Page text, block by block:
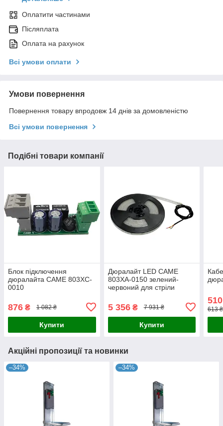
Оплатити частинами
Післяплата
Оплата на рахунок
Всі умови оплати
Умови повернення
Повернення товару впродовж 14 днів за домовленістю
Всі умови повернення
Подібні товари компанії
Блок підключення
дюралайта CAME 803XC-
0010
876 ₴ 1 082 ₴
Купити
Дюралайт LED CAME
803XA-0150 зелений-
червоний для стріли
5 356₴ 7 931 ₴
Купити
510
613
Акційні пропозиції та новинки
–34% –34%